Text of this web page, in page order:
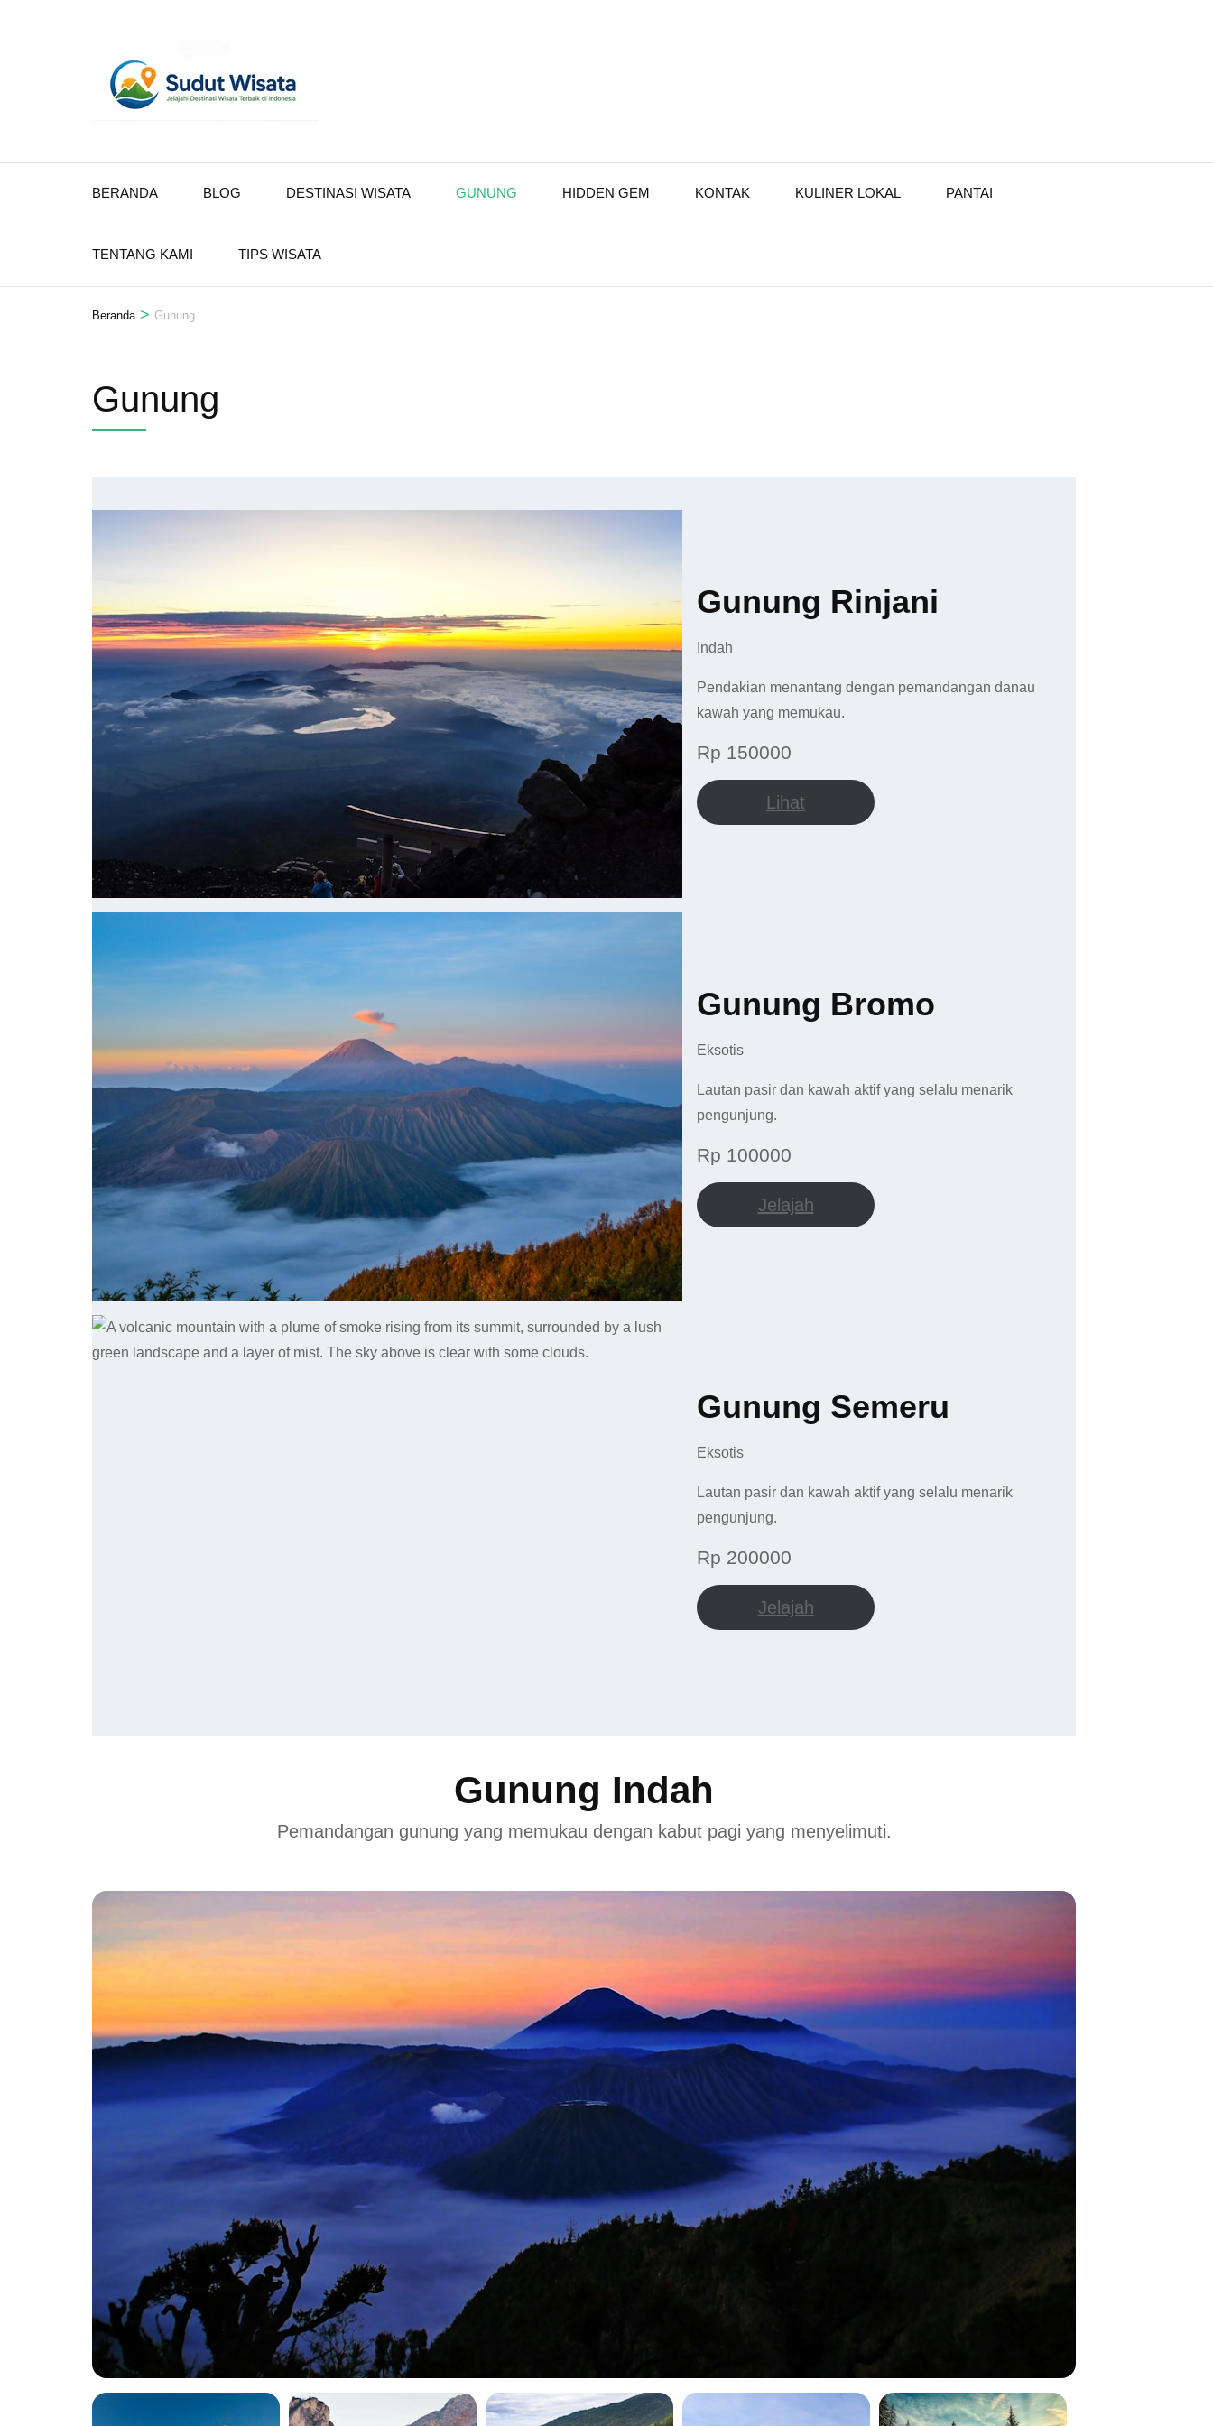
BERANDA BLOG DESTINASI WISATA GUNUNG HIDDEN GEM KONTAK KULINER LOKAL PANTAI
TENTANG KAMI TIPS WISATA
Beranda > Gunung
Gunung
Gunung Rinjani
Indah
Pendakian menantang dengan pemandangan danau
kawah yang memukau.
Rp 150000
Lihat
Gunung Bromo
Eksotis
Lautan pasir dan kawah aktif yang selalu menarik
pengunjung.
Rp 100000
Jelajah
Gunung Semeru
Eksotis
Lautan pasir dan kawah aktif yang selalu menarik
pengunjung.
Rp 200000
Jelajah
Gunung Indah
Pemandangan gunung yang memukau dengan kabut pagi yang menyelimuti.